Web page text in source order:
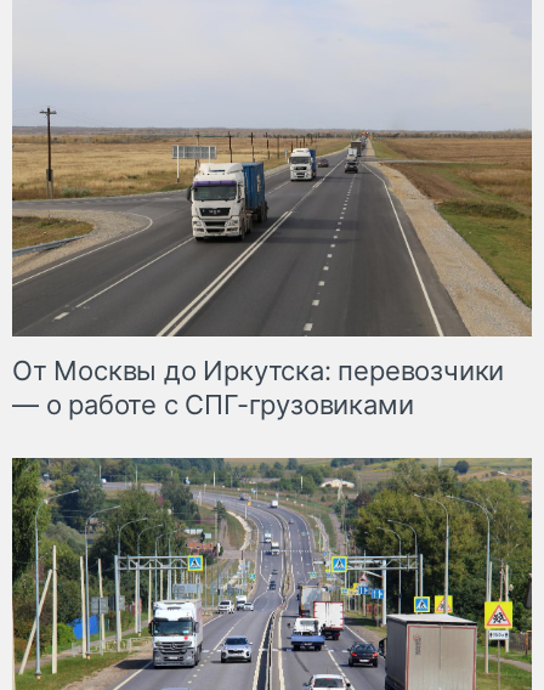
От Москвы до Иркутска: перевозчики
— о работе с СПГ-грузовиками